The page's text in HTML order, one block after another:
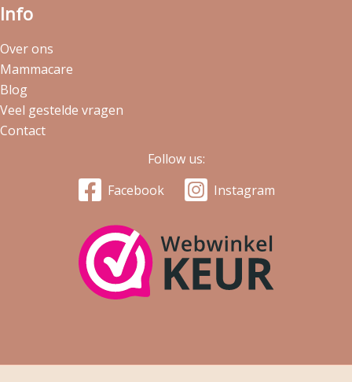
Info
Over ons
Mammacare
Blog
Veel gestelde vragen
Contact
Follow us:
Facebook
Instagram